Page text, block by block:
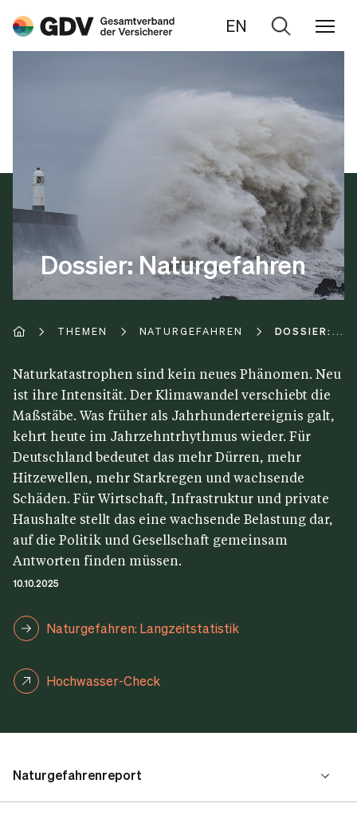
EN
Zur
Dossier: Naturgefahren
THEMEN NATURGEFAHREN DOSSIER:
Naturkatastrophen sind kein neues Phänomen. Neu
ist ihre Intensität. Der Klimawandel verschiebt die
Maßstäbe. Was früher als Jahrhundertereignis galt,
kehrt heute im Jahrzehntrhythmus wieder. Für
Deutschland bedeutet das mehr Dürren, mehr
Hitzewellen, mehr Starkregen und wachsende
Schäden. Für Wirtschaft, Infrastruktur und private
Haushalte stellt das eine wachsende Belastung dar,
auf die Politik und Gesellschaft gemeinsam
Antworten finden müssen.
10.10.2025
Naturgefahren: Langzeitstatistik
Hochwasser-Check
Naturgefahrenreport